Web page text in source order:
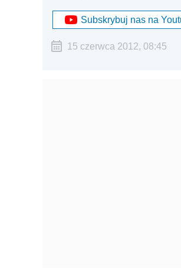
Subskrybuj nas na
15 czerwca 2012, 08:45